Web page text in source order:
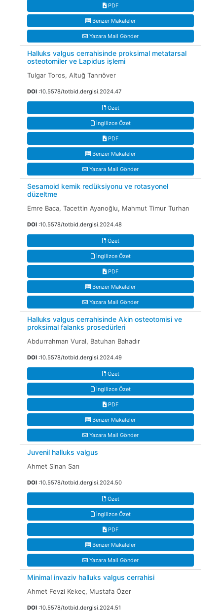
PDF
Benzer Makaleler
Yazara Mail Gönder
Halluks valgus cerrahisinde proksimal metatarsal
osteotomiler ve Lapidus işlemi
Tulgar Toros, Altuğ Tanrıöver
DOI :10.5578/totbid.dergisi.2024.47
Özet
İngilizce Özet
PDF
Benzer Makaleler
Yazara Mail Gönder
Sesamoid kemik redüksiyonu ve rotasyonel
düzeltme
Emre Baca, Tacettin Ayanoğlu, Mahmut Timur Turhan
DOI :10.5578/totbid.dergisi.2024.48
Özet
İngilizce Özet
PDF
Benzer Makaleler
Yazara Mail Gönder
Halluks valgus cerrahisinde Akin osteotomisi ve
proksimal falanks prosedürleri
Abdurrahman Vural, Batuhan Bahadır
DOI :10.5578/totbid.dergisi.2024.49
Özet
İngilizce Özet
PDF
Benzer Makaleler
Yazara Mail Gönder
Juvenil halluks valgus
Ahmet Sinan Sarı
DOI :10.5578/totbid.dergisi.2024.50
Özet
İngilizce Özet
PDF
Benzer Makaleler
Yazara Mail Gönder
Minimal invaziv halluks valgus cerrahisi
Ahmet Fevzi Kekeç, Mustafa Özer
DOI :10.5578/totbid.dergisi.2024.51